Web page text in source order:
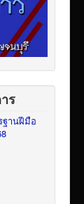
ร
ฐานฝีมือ